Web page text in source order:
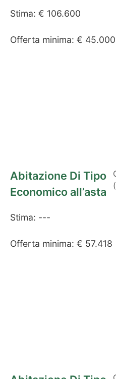
Stima: € 106.600
Offerta minima: € 45.000
Abitazione Di Tipo
Economico all’asta
Stima: ---
Offerta minima: € 57.418